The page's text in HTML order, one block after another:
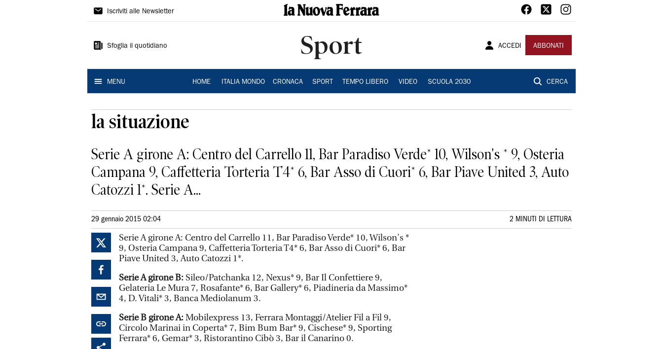
La
Ferrara
Iscriviti alle Newsletter
Sfoglia il quotidiano Sport ACCEDI ABBONATI
MENU HOME ITALIA MONDO CRONACA SPORT TEMPO LIBERO VIDEO SCUOLA 2030 CERCA
la situazione
Serie A girone A: Centro del Carrello 11, Bar Paradiso Verde* 10, Wilson's * 9, Osteria
Campana 9, Caffetteria Torteria T4* 6, Bar Asso di Cuori* 6, Bar Piave United 3, Auto
Catozzi 1*. Serie A...
29 gennaio 2015 02:04 2 MINUTI DI LETTURA
Serie A girone A: Centro del Carrello 11, Bar Paradiso Verde* 10, Wilson's *
9, Osteria Campana 9, Caffetteria Torteria T4* 6, Bar Asso di Cuori* 6, Bar
Piave United 3, Auto Catozzi 1*.
Serie A girone B: Sileo/Patchanka 12, Nexus* 9, Bar Il Confettiere 9,
Gelateria Le Mura 7, Rosafante* 6, Bar Gallery* 6, Piadineria da Massimo*
4, D. Vitali* 3, Banca Mediolanum 3.
Serie B girone A:Mobilexpress 13, Ferrara Montaggi/Atelier Fil a Fil 9,
Circolo Marinai in Coperta* 7, Bim Bum Bar* 9, Cischese* 9, Sporting
Ferrara* 6, Gemar* 3, Ristorantino Cibò 3, Bar il Canarino 0.